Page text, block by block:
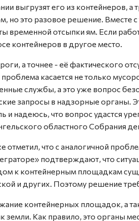
выгрузят его из контейнеров, а
но это разовое решение. Вместе
временной отсыпки ям. Если
контейнеров в другое место.
а точнее - её фактического
касается не только
службы, а это уже вопрос
запросы в надзорные органы.
и надеюсь, что вопрос удастся
областного Собрания
отметил, что с аналогичной
подтверждают, что
к контейнерным площадкам
и других. Поэтому решение
контейнерных площадок, а
земли. Как правило, это органы